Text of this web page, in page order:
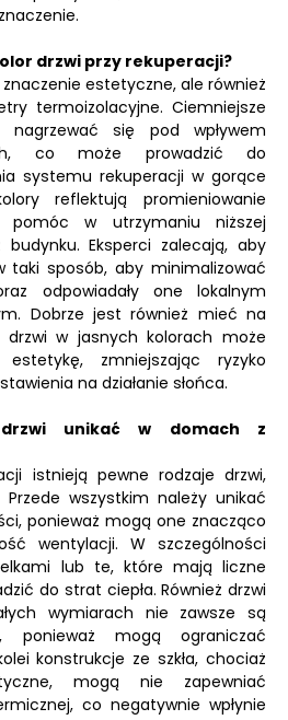
drzwi przy rekuperacji?
estetyczne, ale również
termoizolacyjne. Ciemniejsze
się pod wpływem
co może prowadzić do
systemu rekuperacji w gorące
reflektują promieniowanie
pomóc w utrzymaniu niższej
Eksperci zalecają, aby
taki sposób, aby minimalizować
odpowiadały one lokalnym
Dobrze jest również mieć na
drzwi w jasnych kolorach może
zmniejszając ryzyko
na działanie słońca.
unikać w domach z
istnieją pewne rodzaje drzwi,
wszystkim należy unikać
ponieważ mogą one znacząco
wentylacji. W szczególności
lub te, które mają liczne
do strat ciepła. Również drzwi
wymiarach nie zawsze są
ponieważ mogą ograniczać
konstrukcje ze szkła, chociaż
mogą nie zapewniać
co negatywnie wpłynie